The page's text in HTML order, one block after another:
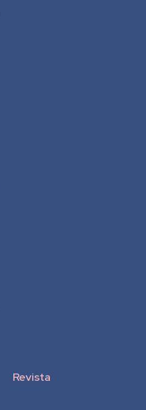
Revista